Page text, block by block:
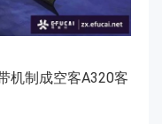
制成空客A320客